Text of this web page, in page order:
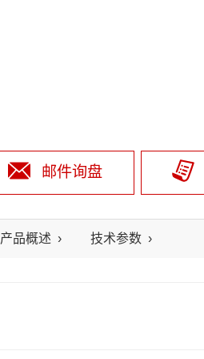
邮件询盘
产品概述 技术参数